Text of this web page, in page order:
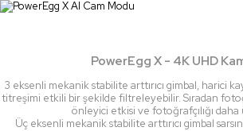
PowerEgg X - 4K UHD
3 eksenli mekanik stabilite arttırıcı gimbal, harici
titreşimi etkili bir şekilde filtreleyebilir. Sıradan
önleyici etkisi ve fotoğrafçılığı daha
Üç eksenli mekanik stabilite arttırıcı gimbal